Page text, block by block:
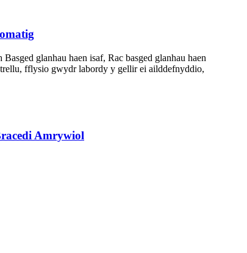
glanhau haen isaf, Rac basged glanhau haen
fflysio gwydr labordy y gellir ei ailddefnyddio,
Amrywiol